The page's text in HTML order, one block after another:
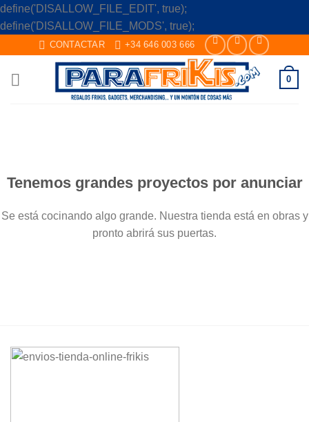
define('DISALLOW_FILE_EDIT', true);
define('DISALLOW_FILE_MODS', true);
to
content
CONTACTAR +34 646 003 666
0
Tenemos grandes proyectos por anunciar
Se está cocinando algo grande. Nuestra tienda está en obras y
pronto abrirá sus puertas.